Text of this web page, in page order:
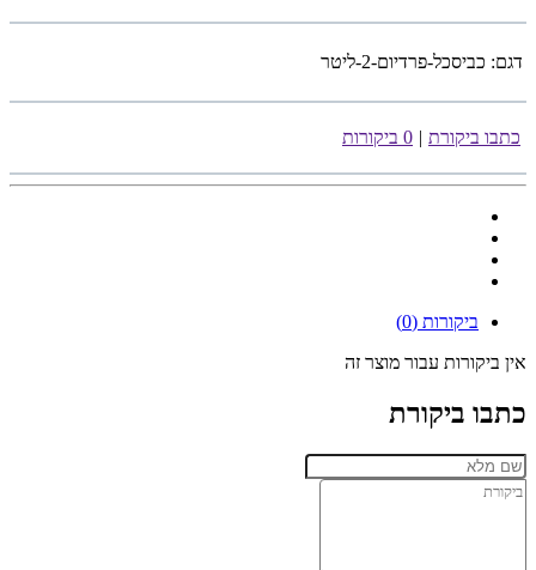
דגם: כביסכל-פרדיום-2-ליטר
כתבו ביקורת | 0 ביקורות
ביקורות (0)
אין ביקורות עבור מוצר זה
כתבו ביקורת